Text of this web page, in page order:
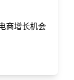
商增长机会